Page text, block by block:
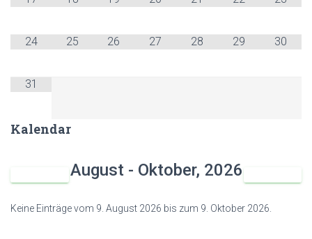
24 25 26 27 28 29 30
31
Kalendar
August - Oktober, 2026
Keine Einträge vom 9. August 2026 bis zum 9. Oktober 2026.